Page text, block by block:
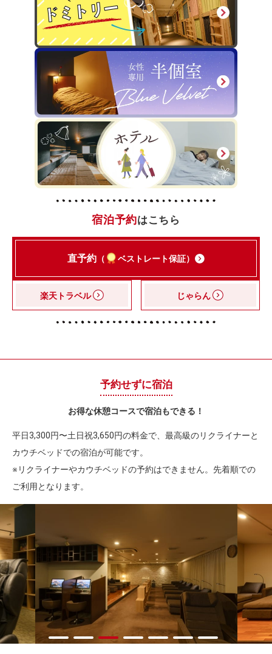
宿泊予約はこちら
直予約（ ベストレート保証）
楽天トラベル じゃらん
予約せずに宿泊
お得な休憩コースで宿泊もできる！
平日3,300円〜土日祝3,650円の料金で、最高級のリクライナーと
カウチベッドでの宿泊が可能です。
※リクライナーやカウチベッドの予約はできません。先着順での
ご利用となります。